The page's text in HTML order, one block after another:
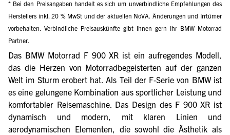
* Bei den Preisangaben handelt es sich um unverbindliche Empfehlungen des
Herstellers inkl. 20 % MwSt und der aktuellen NoVA. Änderungen und Irrtümer
vorbehalten. Verbindliche Preisauskünfte gibt Ihnen gern Ihr BMW Motorrad
Partner.
Das BMW Motorrad F 900 XR ist ein aufregendes Modell,
das die Herzen von Motorradbegeisterten auf der ganzen
Welt im Sturm erobert hat. Als Teil der F-Serie von BMW ist
es eine gelungene Kombination aus sportlicher Leistung und
komfortabler Reisemaschine. Das Design des F 900 XR ist
dynamisch und modern, mit klaren Linien und
aerodynamischen Elementen, die sowohl die Ästhetik als